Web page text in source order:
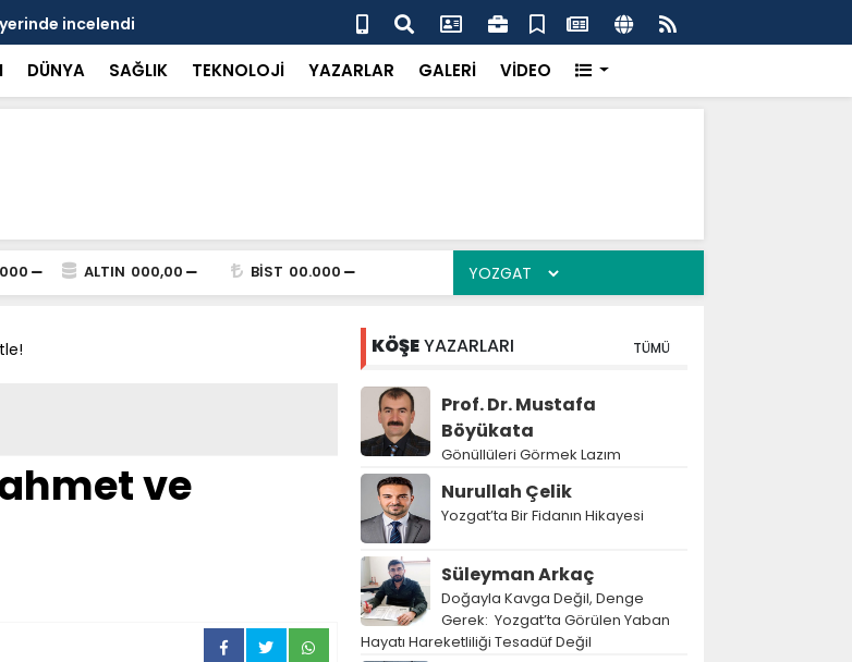
incelendi Karaarslan'dan UMKE'ye övgü
DÜNYA SAĞLIK TEKNOLOJİ YAZARLAR GALERİ VİDEO
ALTIN 000,00 BİST 00.000
ve
KÖŞEYAZARLARI TÜMÜ
Prof. Dr. Mustafa
Böyükata
Gönüllüleri Görmek Lazım
Nurullah Çelik
Yozgat’ta Bir Fidanın Hikayesi
Süleyman Arkaç
Doğayla Kavga Değil, Denge
Gerek: Yozgat’ta Görülen Yaban
Hayatı Hareketliliği Tesadüf Değil